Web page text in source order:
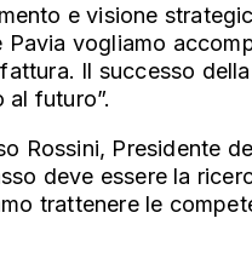
e visione
vogliamo
Il successo
al futuro”.
Rossini, Presidente
deve essere la
trattenere le